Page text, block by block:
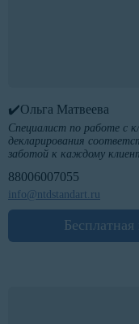
✔️Ольга Матвеева
Специалист по работе с
декларирования
заботой к каждому
88006007055
info@ntdstandart.ru
Бесплатная